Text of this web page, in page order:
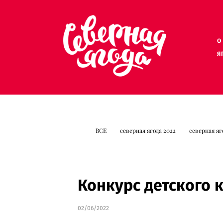
О
О
ВСЕ северная ягода 2022 северная
Конкурс
02/06/2022